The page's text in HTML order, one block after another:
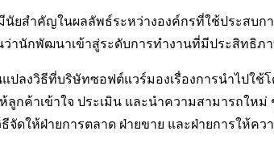
ยสำคัญในผลลัพธ์ระหว่างองค์กรที่ใช้ประสบ
านักพัฒนาเข้าสู่ระดับการทำงานที่มีประสิทธิภ
ปลงวิธีที่บริษัทซอฟต์แวร์มองเรื่องการนำไป
ลูกค้าเข้าใจ ประเมิน และนำความสามารถใ
จัดให้ฝ่ายการตลาด ฝ่ายขาย และฝ่ายการให้